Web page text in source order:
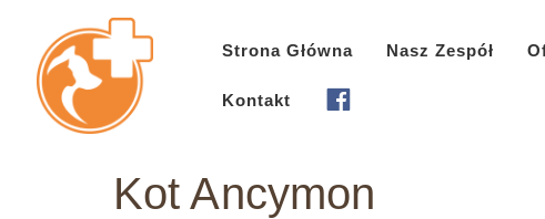
Strona Główna Nasz Zespół
Kontakt
Kot Ancymon